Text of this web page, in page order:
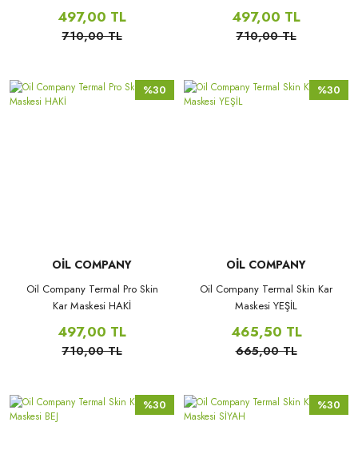
497,00 TL
710,00 TL
497,00 TL
710,00 TL
%30
OİL COMPANY
Oil Company Termal Pro Skin
Kar Maskesi HAKİ
497,00 TL
710,00 TL
%30
OİL COMPANY
Oil Company Termal Skin Kar
Maskesi YEŞİL
465,50 TL
665,00 TL
%30 %30